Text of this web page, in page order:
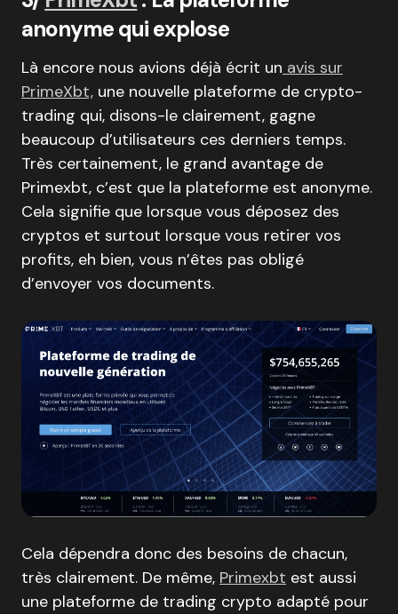
anonyme qui explose
Là encore nous avions déjà écrit un avis sur
PrimeXbt, une nouvelle plateforme de crypto-
trading qui, disons-le clairement, gagne
beaucoup d’utilisateurs ces derniers temps.
Très certainement, le grand avantage de
Primexbt, c’est que la plateforme est anonyme.
Cela signifie que lorsque vous déposez des
cryptos et surtout lorsque vous retirer vos
profits, eh bien, vous n’êtes pas obligé
d’envoyer vos documents.
Cela dépendra donc des besoins de chacun,
très clairement. De même, Primexbt est aussi
une plateforme de trading crypto adapté pour